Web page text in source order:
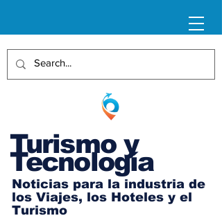
Turismo y
Tecnología
Noticias para la industria de
los Viajes, los Hoteles y el
Turismo